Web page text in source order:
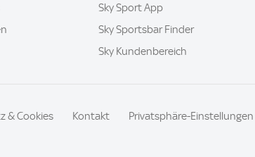
Sky Sport App
Sky Sportsbar Finder
Sky Kundenbereich
& Cookies Kontakt Privatsphäre-Einstellungen